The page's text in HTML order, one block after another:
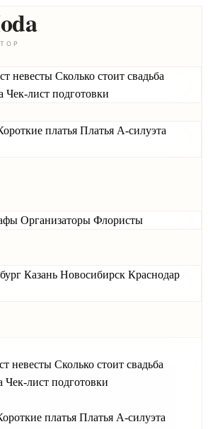
невесты Сколько стоит свадьба
Чек-лист подготовки
платья Платья А-силуэта
Организаторы Флористы
Казань Новосибирск Краснодар
невесты Сколько стоит свадьба
Чек-лист подготовки
платья Платья А-силуэта